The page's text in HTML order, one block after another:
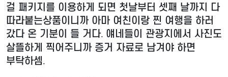
걸 패키지를 이용하게 되면 첫날부터 셋째 날까지 다
따라붙는상품이니까 아마 여친이랑 찐 여행을 하러
갔다 온 기분이 들 거다. 얘네들이 관광지에서 사진도
살뜰하게 찍어주니까 증거 자료로 남겨야 하면
부탁하셈.